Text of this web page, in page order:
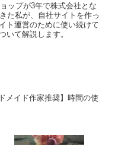
ップが3年で株式会社とな
た私が、自社サイトを作っ
ト運営のために使い続けて
いて解説します。
メイド作家推奨】時間の使